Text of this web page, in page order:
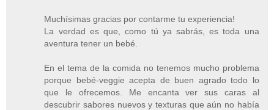
Muchísimas gracias por contarme tu experiencia!
La verdad es que, como tú ya sabrás, es toda una
aventura tener un bebé.
En el tema de la comida no tenemos mucho problema
porque bebé-veggie acepta de buen agrado todo lo
que le ofrecemos. Me encanta ver sus caras al
descubrir sabores nuevos y texturas que aún no había